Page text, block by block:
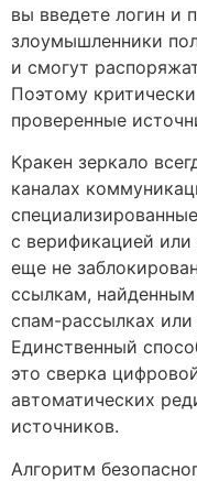
вы введете логин и
злоумышленники
и смогут
Поэтому
проверенные
Кракен зеркало
каналах
с верификацией или
еще не
ссылкам,
спам-рассылках или
Единственный
это сверка
автоматических
источников.
Алгоритм